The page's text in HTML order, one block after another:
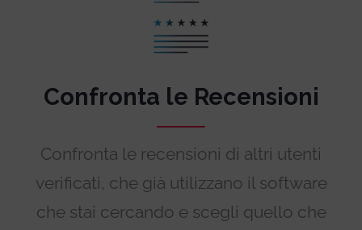
Confronta le Recensioni
Confronta le recensioni di altri utenti
verificati, che già utilizzano il software
che stai cercando e scegli quello che